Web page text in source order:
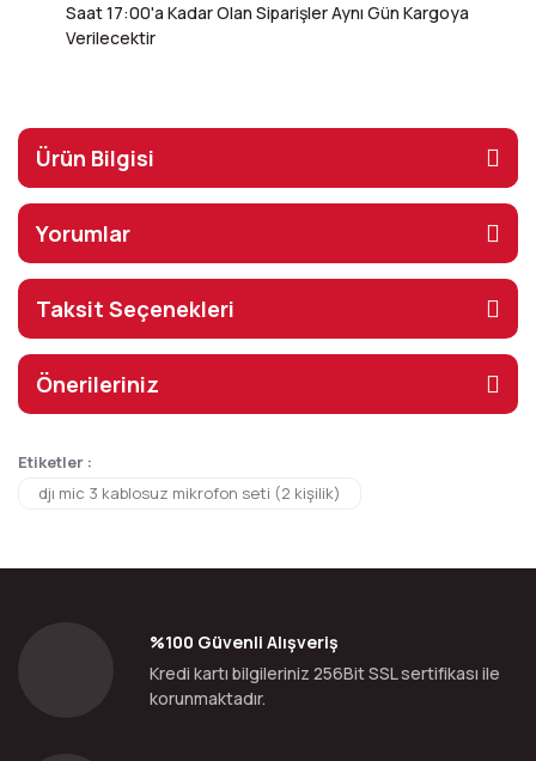
Saat 17:00'a Kadar Olan Siparişler Aynı Gün Kargoya
Verilecektir
Ürün Bilgisi
Yorumlar
Taksit Seçenekleri
Önerileriniz
Etiketler :
djı mic 3 kablosuz mikrofon seti (2 kişilik)
%100 Güvenli Alışveriş
Kredi kartı bilgileriniz 256Bit SSL sertifikası ile
korunmaktadır.